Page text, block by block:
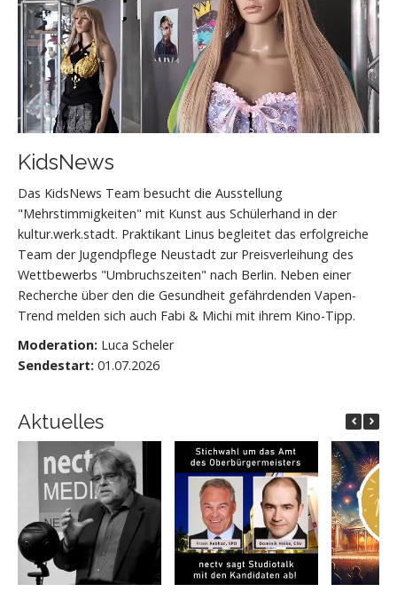
KidsNews
Das KidsNews Team besucht die Ausstellung
"Mehrstimmigkeiten" mit Kunst aus Schülerhand in der
kultur.werk.stadt. Praktikant Linus begleitet das erfolgreiche
Team der Jugendpflege Neustadt zur Preisverleihung des
Wettbewerbs "Umbruchszeiten" nach Berlin. Neben einer
Recherche über den die Gesundheit gefährdenden Vapen-
Trend melden sich auch Fabi & Michi mit ihrem Kino-Tipp.
Moderation: Luca Scheler
Sendestart: 01.07.2026
Aktuelles